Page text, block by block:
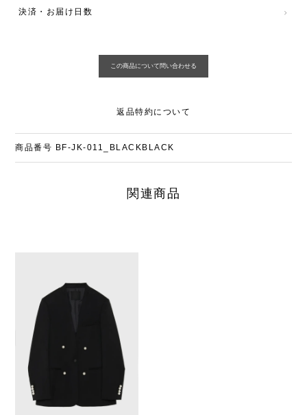
決済・お届け日数
返品特約について
商品番号 BF-JK-011_BLACKBLACK
関連商品